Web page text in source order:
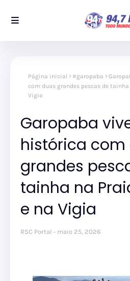
Página inicial #garopaba
com duas grandes pescas de
Vigia
Garopaba
histórica com
grandes
tainha na
e na Vigia
RSC Portal maio 25, 2026